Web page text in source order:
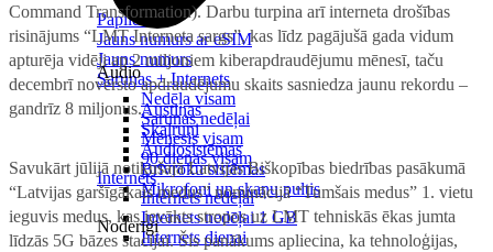
Papildināt
Jauns numurs ar eSIM
Jauns numurs
Sarunas + Internets
Nedēļa visam
Sarunas nedēļai
Mēnesis visam
90 dienas visam
Internets
Internets nedēļai
Internets nedēļai 1 GB
Internets dienai
Audio
Austiņas
Skaļruņi
Audiosistēmas
Brīvroku sistēmas
Mikrofoni un skaņu pultis
Noderīgi
Command Transformation). Darbu turpina arī interneta drošības
risinājums “LMT Interneta sargs”, kas līdz pagājušā gada vidum
apturēja vidēji ap 2 miljoniem kiberapdraudējumu mēnesī, taču
decembrī novērsto apdraudējumu skaits sasniedza jaunu rekordu –
gandrīz 8 miljonus.
Savukārt jūlijā notikušajā Latvijas Biškopības biedrības pasākumā
“Latvijas garšīgākais medus” nominācijā “Tumšais medus” 1. vietu
ieguvis medus, kas ievākts stropos uz LMT tehniskās ēkas jumta
līdzās 5G bāzes stacijai. Šis panākums apliecina, ka tehnoloģijas,